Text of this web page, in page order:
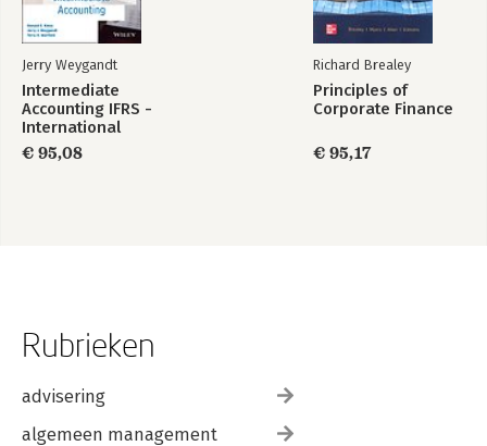
Jerry Weygandt
Intermediate
Accounting IFRS -
International
Adaptation
€ 95,08
Richard Brealey
Principles of
Corporate Finance
€ 95,17
Rubrieken
advisering
algemeen management